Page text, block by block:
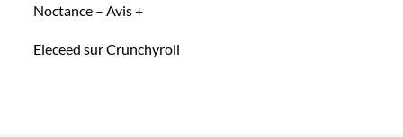
Noctance – Avis +
Eleceed sur Crunchyroll